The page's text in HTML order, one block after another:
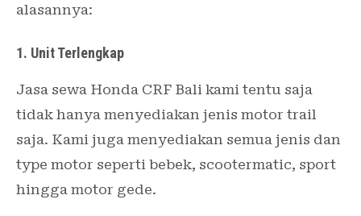
alasannya:
1. Unit Terlengkap
Jasa sewa Honda CRF Bali kami tentu saja
tidak hanya menyediakan jenis motor trail
saja. Kami juga menyediakan semua jenis dan
type motor seperti bebek, scootermatic, sport
hingga motor gede.